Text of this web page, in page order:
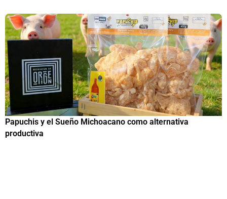
Papuchis y el Sueño Michoacano como alternativa
productiva